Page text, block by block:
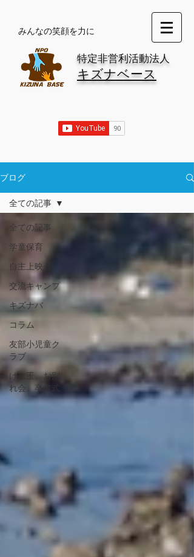
​みんなの笑顔を力に
特定非営利活動法人
キズナベース
ブログ
全ての記事
学童保育
自主上映会
交流キャンプ
キズナバ
コラム
友部小児童ク
ラブ
けん玉、お別
れ会、卒書式
全ての記事